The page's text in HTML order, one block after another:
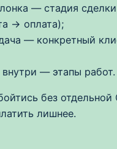
— стадия
→ оплата);
— конкретный
— этапы работ.
без отдельной
лишнее.